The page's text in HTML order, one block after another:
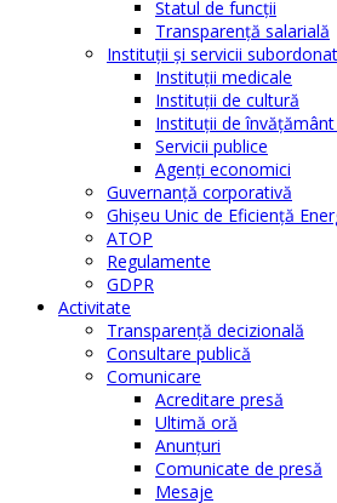
Statul de funcții
Transparență salarială
Instituţii şi servicii
Instituţii medicale
Instituţii de cultură
Instituţii de
Servicii publice
Agenţi economici
Guvernanță corporativă
Ghişeu Unic de Eficienţă
ATOP
Regulamente
GDPR
Activitate
Transparenţă decizională
Consultare publică
Comunicare
Acreditare presă
Ultimă oră
Anunţuri
Comunicate de presă
Mesaje